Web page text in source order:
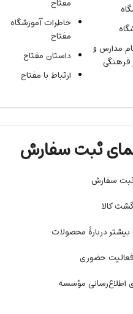
مدارس و
فرهنگی
مفتاح
خاطرات آموزشگاه
مفتاح
داستان مفتاح
ارتباط با مفتاح
ثبت سفارش
سفارش
کالا
بیشتر دربارۀ محصولات
حضوری
اطلاع‌رسانی مؤسسه